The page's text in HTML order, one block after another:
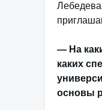
Лебедева
— На
каких
основы